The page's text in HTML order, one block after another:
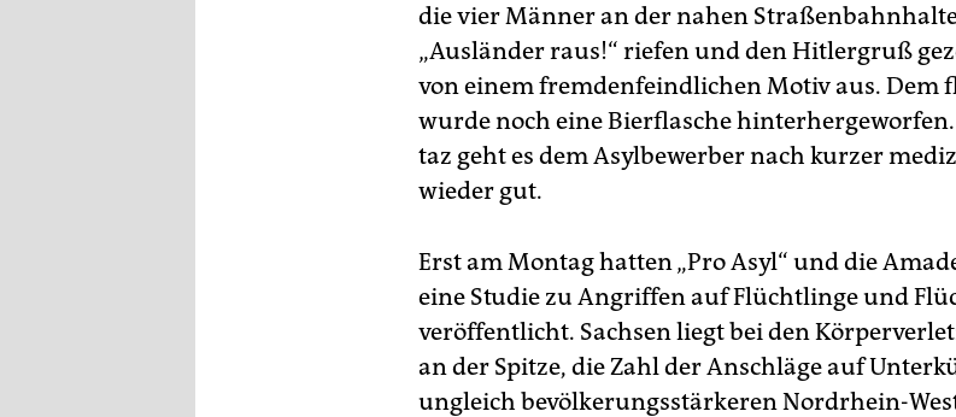
die vier Männer an der nahen
„Ausländer raus!“ riefen und den Hitlergruß
von einem fremdenfeindlichen Motiv aus. Dem
wurde noch eine Bierflasche
taz geht es dem Asylbewerber nach kurzer
wieder gut.
Erst am Montag hatten „Pro Asyl“ und die
eine Studie zu Angriffen auf Flüchtlinge und
veröffentlicht. Sachsen liegt bei den
an der Spitze, die Zahl der Anschläge auf
ungleich bevölkerungsstärkeren Nordrhein-